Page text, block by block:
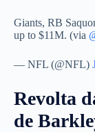
Giants, RB
up to $11M. (via
— NFL (@NFL)
Revolta
de